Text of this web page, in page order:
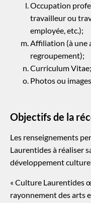
Occupation
travailleur ou
employée, etc.);
Affiliation (à une
regroupement);
Curriculum Vitae;
Photos ou
Objectifs de la
Les renseignements
Laurentides à réaliser
développement
« Culture Laurentides
rayonnement des arts